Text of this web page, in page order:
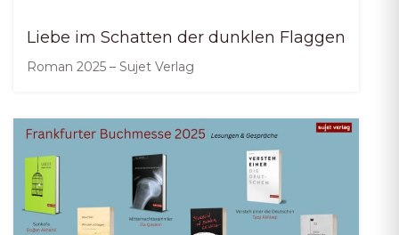
Liebe im Schatten der dunklen Flaggen
Roman 2025 – Sujet Verlag